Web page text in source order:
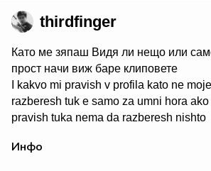
thirdfinger
Като ме зяпаш Видя ли нещо или
прост начи виж баре клиповете
I kakvo mi pravish v profila kato ne
razberesh tuk e samo za umni hora
pravish tuka nema da razberesh nishto
Инфо